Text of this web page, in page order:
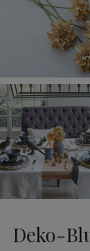
Deko-